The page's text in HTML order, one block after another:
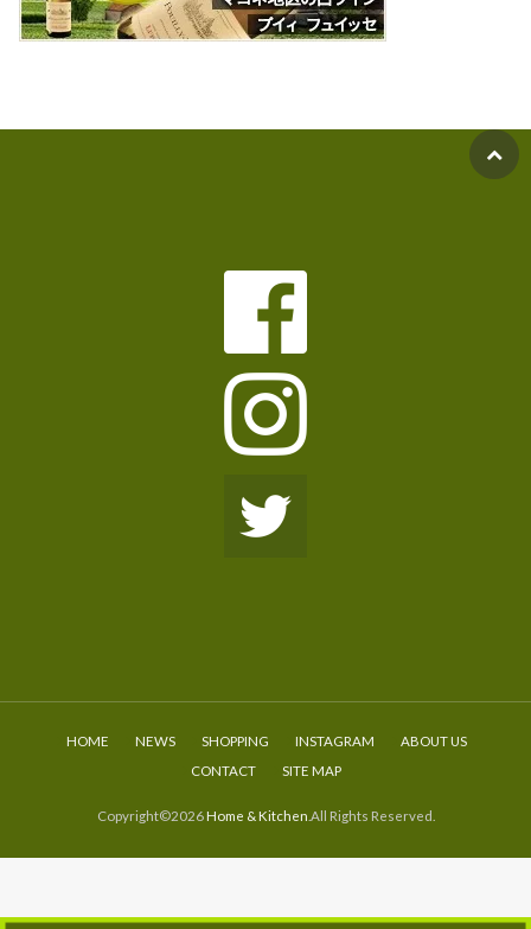
HOME NEWS SHOPPING INSTAGRAM
ABOUT US
CONTACT
SITE MAP
Copyright©2026Home & Kitchen .All Rights Reserved.